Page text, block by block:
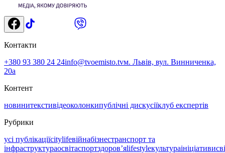
Контакти
+380 93 380 24 24info@tvoemisto.tvм. Львів, вул. Винниченка,
20а
Контент
новинитекстивідеоколонкипублічні дискусіїклуб експертів
Рубрики
усі публікаціїcitylifeвійнабізнестранспорт та
інфраструктураосвітаспортздоровʼяlifestyleкультураініціативи